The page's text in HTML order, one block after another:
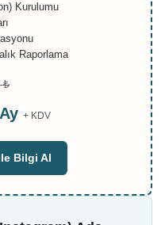
Kurulumu
Raporlama
₺
+ KDV
Bilgi Al